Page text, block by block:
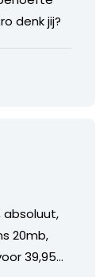
denk jij?
absoluut,
20mb,
39,95…